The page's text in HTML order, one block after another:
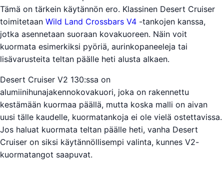
Tämä on tärkein käytännön ero. Klassinen Desert Cruiser
toimitetaan Wild Land Crossbars V4 -tankojen kanssa,
jotka asennetaan suoraan kovakuoreen. Näin voit
kuormata esimerkiksi pyöriä, aurinkopaneeleja tai
lisävarusteita teltan päälle heti alusta alkaen.
Desert Cruiser V2 130:ssa on
alumiinihunajakennokovakuori, joka on rakennettu
kestämään kuormaa päällä, mutta koska malli on aivan
uusi tälle kaudelle, kuormatankoja ei ole vielä ostettavissa.
Jos haluat kuormata teltan päälle heti, vanha Desert
Cruiser on siksi käytännöllisempi valinta, kunnes V2-
kuormatangot saapuvat.